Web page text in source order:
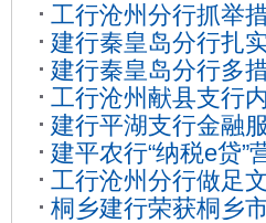
工行沧州分行抓举
建行秦皇岛分行扎
建行秦皇岛分行多
28
工行沧州献县支行
建行平湖支行金融
建平农行“纳税e贷”
工行沧州分行做足
桐乡建行荣获桐乡